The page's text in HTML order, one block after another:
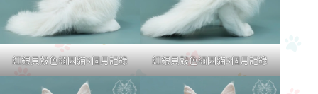
紅銀貝殼色緬因貓3個月記錄 紅銀貝殼色緬因貓3個月記錄